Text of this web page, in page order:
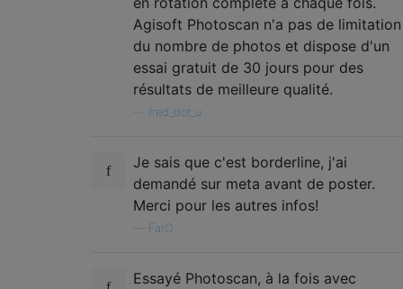
Agisoft Photoscan n'a pas de limitation
du nombre de photos et dispose d'un
essai gratuit de 30 jours pour des
résultats de meilleure qualité.
fred_dot_u
Je sais que c'est borderline, j'ai
demandé sur meta avant de poster.
Merci pour les autres infos!
FarO
Essayé Photoscan, à la fois avec